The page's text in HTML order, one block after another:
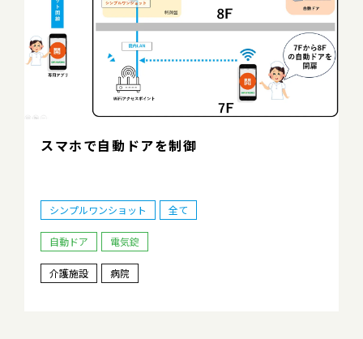
スマホで自動ドアを制御
シンプルワンショット 全て
自動ドア 電気錠
介護施設 病院